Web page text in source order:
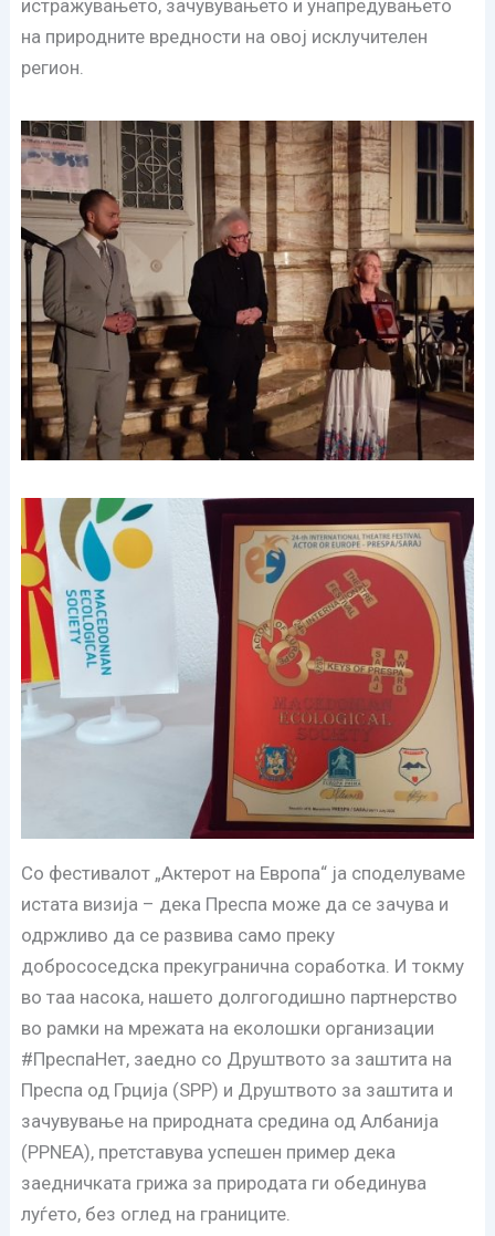
истражувањето, зачувувањето и унапредувањето
на природните вредности на овој исклучителен
регион.
Со фестивалот „Актерот на Европа“ ја споделуваме
истата визија – дека Преспа може да се зачува и
одржливо да се развива само преку
добрососедска прекугранична соработка. И токму
во таа насока, нашето долгогодишно партнерство
во рамки на мрежата на еколошки организации
#ПреспаНет, заедно со Друштвото за заштита на
Преспа од Грција (SPP) и Друштвото за заштита и
зачувување на природната средина од Албанија
(PPNEA), претставува успешен пример дека
заедничката грижа за природата ги обединува
луѓето, без оглед на границите.